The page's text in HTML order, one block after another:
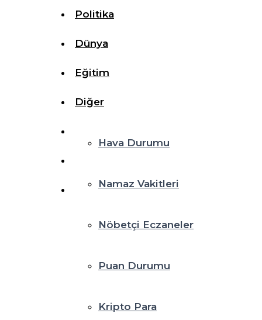
Politika
Dünya
Eğitim
Diğer
Hava Durumu
Namaz Vakitleri
Nöbetçi Eczaneler
Puan Durumu
Kripto Para